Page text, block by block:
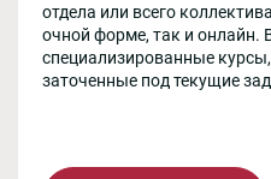
отдела или всего
очной форме, так и онлайн.
специализированные
заточенные под текущие